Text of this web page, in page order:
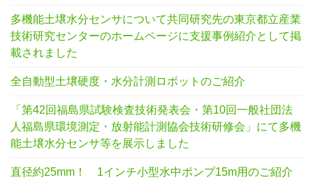
多機能土壌水分センサについて共同研究先の東京都立産業
技術研究センターのホームページに支援事例紹介として掲
載されました
全自動型土壌硬度・水分計測ロボットのご紹介
「第42回福島県試験検査技術発表会・第10回一般社団法
人福島県環境測定・放射能計測協会技術研修会」にて多機
能土壌水分センサ等を展示しました
直径約25mm！ 1インチ小型水中ポンプ15m用のご紹介